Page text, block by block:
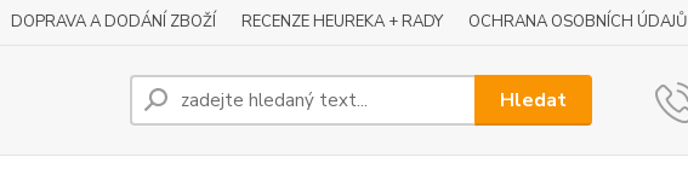
DOPRAVA A DODÁNÍ ZBOŽÍ RECENZE HEUREKA + RADY OCHRANA OSOBNÍCH ÚDAJŮ
Hledat